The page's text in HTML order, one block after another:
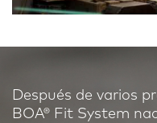
Después de varios
BOA® Fit System